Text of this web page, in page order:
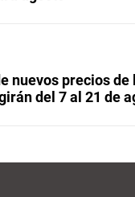
nuevos precios de
del 7 al 21 de